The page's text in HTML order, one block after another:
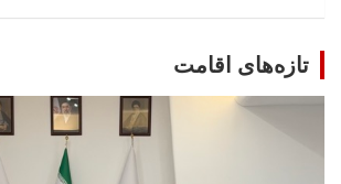
تازه‌های اقامت